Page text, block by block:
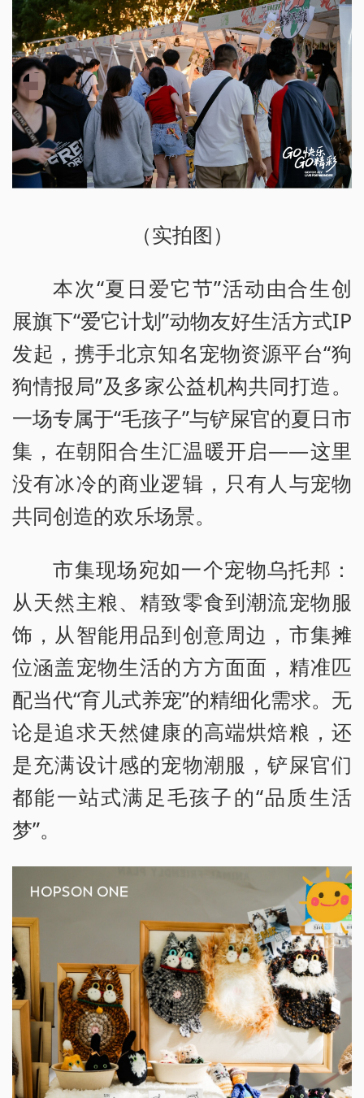
（实拍图）
本次“夏日爱它节”活动由合生创
展旗下“爱它计划”动物友好生活方式IP
发起，携手北京知名宠物资源平台“狗
狗情报局”及多家公益机构共同打造。
一场专属于“毛孩子”与铲屎官的夏日市
集，在朝阳合生汇温暖开启——这里
没有冰冷的商业逻辑，只有人与宠物
共同创造的欢乐场景。
市集现场宛如一个宠物乌托邦：
从天然主粮、精致零食到潮流宠物服
饰，从智能用品到创意周边，市集摊
位涵盖宠物生活的方方面面，精准匹
配当代“育儿式养宠”的精细化需求。无
论是追求天然健康的高端烘焙粮，还
是充满设计感的宠物潮服，铲屎官们
都能一站式满足毛孩子的“品质生活
梦”。